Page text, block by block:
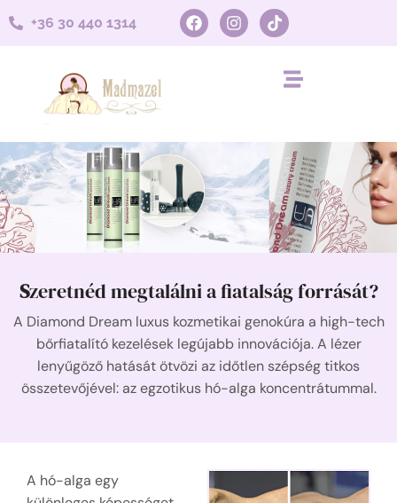
+36 30 440 1314
Diamond Dream
Luxury Genocare
Szeretnéd megtalálni a fiatalság forrását?
A Diamond Dream luxus kozmetikai genokúra a high-tech
bőrfiatalító kezelések legújabb innovációja. A lézer
lenyűgöző hatását ötvözi az időtlen szépség titkos
összetevőjével: az egzotikus hó-alga koncentrátummal.
A hó-alga egy